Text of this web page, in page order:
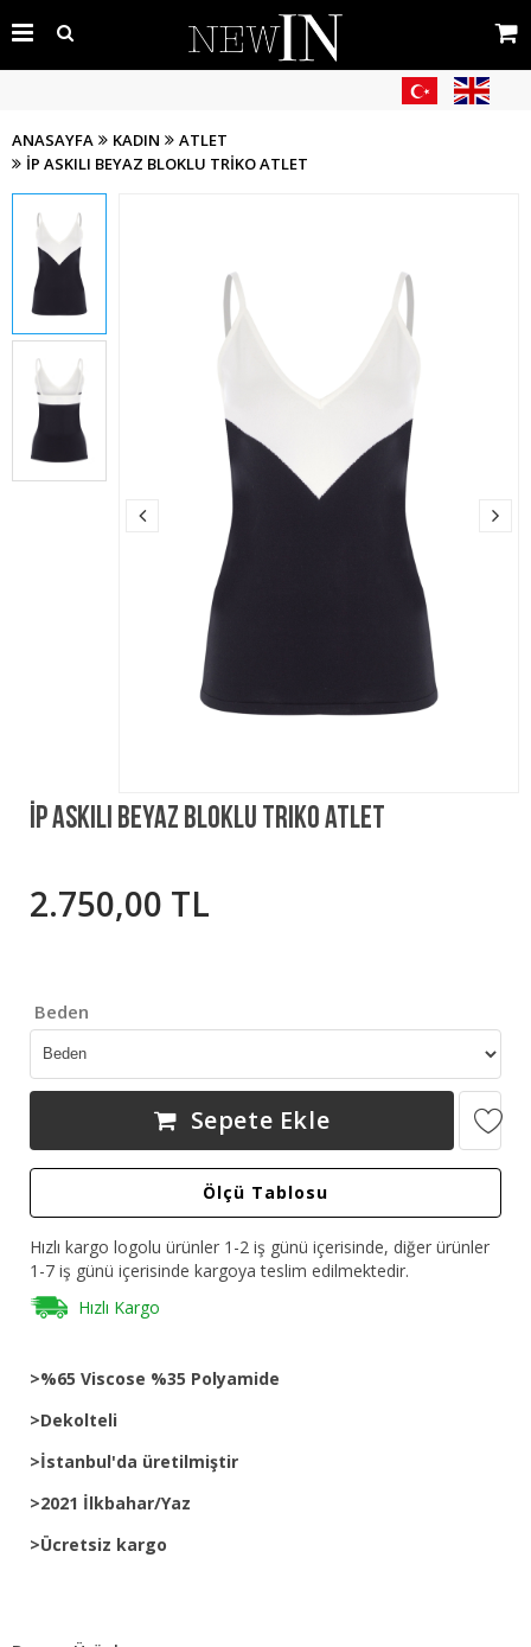
ANASAYFA KADIN
ATLET
İP ASKILI BEYAZ BLOKLU TRIKO ATLET
İp Askılı Beyaz Bloklu Triko Atlet
2.750,00 TL
Beden
Sepete Ekle
Ölçü Tablosu
Hızlı kargo logolu ürünler 1-2 iş günü içerisinde, diğer ürünler
1-7 iş günü içerisinde kargoya teslim edilmektedir.
Hızlı Kargo
>%65 Viscose %35 Polyamide
>Dekolteli
>İstanbul'da üretilmiştir
>2021 İlkbahar/Yaz
>Ücretsiz kargo